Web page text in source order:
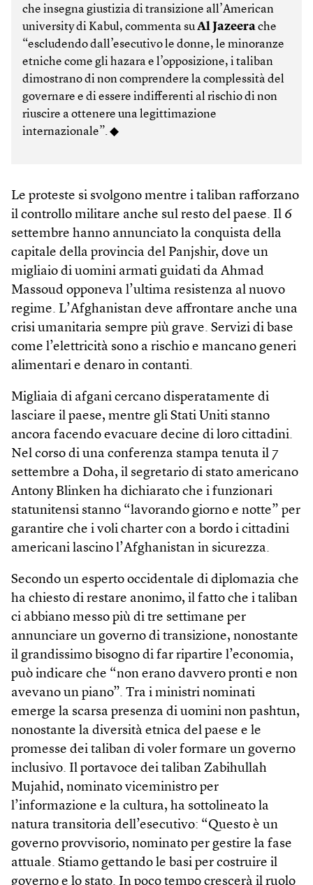
che insegna giustizia di transizione all’American
university di Kabul, commenta suAl Jazeerache
“escludendo dall’esecutivo le donne, le minoranze
etniche come gli hazara e l’opposizione, i taliban
dimostrano di non comprendere la complessità del
governare e di essere indifferenti al rischio di non
riuscire a ottenere una legittimazione
internazionale”. ◆
Le proteste si svolgono mentre i taliban rafforzano
il controllo militare anche sul resto del paese. Il 6
settembre hanno annunciato la conquista della
capitale della provincia del Panjshir, dove un
migliaio di uomini armati guidati da Ahmad
Massoud opponeva l’ultima resistenza al nuovo
regime. L’Afghanistan deve affrontare anche una
crisi umanitaria sempre più grave. Servizi di base
come l’elettricità sono a rischio e mancano generi
alimentari e denaro in contanti.
Migliaia di afgani cercano disperatamente di
lasciare il paese, mentre gli Stati Uniti stanno
ancora facendo evacuare decine di loro cittadini.
Nel corso di una conferenza stampa tenuta il 7
settembre a Doha, il segretario di stato americano
Antony Blinken ha dichiarato che i funzionari
statunitensi stanno “lavorando giorno e notte” per
garantire che i voli charter con a bordo i cittadini
americani lascino l’Afghanistan in sicurezza.
Secondo un esperto occidentale di diplomazia che
ha chiesto di restare anonimo, il fatto che i taliban
ci abbiano messo più di tre settimane per
annunciare un governo di transizione, nonostante
il grandissimo bisogno di far ripartire l’economia,
può indicare che “non erano davvero pronti e non
avevano un piano”. Tra i ministri nominati
emerge la scarsa presenza di uomini non pashtun,
nonostante la diversità etnica del paese e le
promesse dei taliban di voler formare un governo
inclusivo. Il portavoce dei taliban Zabihullah
Mujahid, nominato viceministro per
l’informazione e la cultura, ha sottolineato la
natura transitoria dell’esecutivo: “Questo è un
governo provvisorio, nominato per gestire la fase
attuale. Stiamo gettando le basi per costruire il
governo e lo stato. In poco tempo crescerà il ruolo